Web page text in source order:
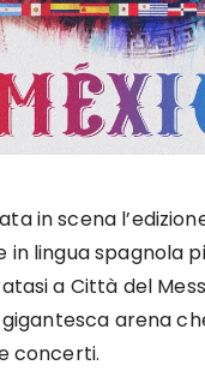
in scena
lingua spagnola
a Città del
gigantesca arena
concerti.